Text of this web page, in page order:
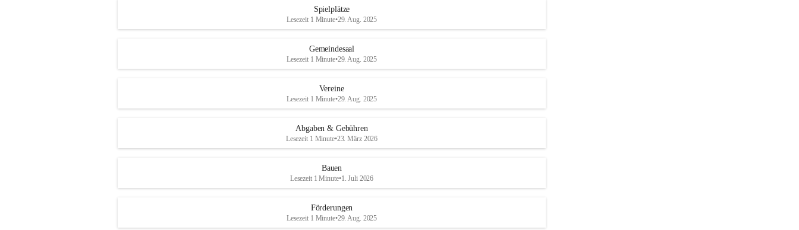
Spielplätze
Lesezeit 1 Minute•29. Aug. 2025
Gemeindesaal
Lesezeit 1 Minute•29. Aug. 2025
Vereine
Lesezeit 1 Minute•29. Aug. 2025
Abgaben & Gebühren
Lesezeit 1 Minute•23. März 2026
Bauen
Lesezeit 1 Minute•1. Juli 2026
Förderungen
Lesezeit 1 Minute•29. Aug. 2025